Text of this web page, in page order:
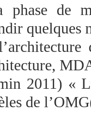
de
quelques
2011) «
de